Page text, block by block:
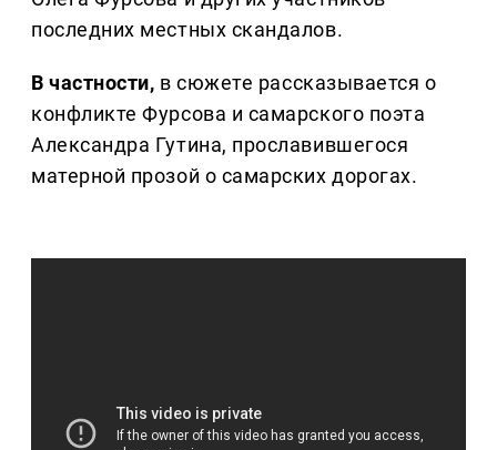
последних местных скандалов.
В частности, в сюжете рассказывается о
конфликте Фурсова и самарского поэта
Александра Гутина, прославившегося
матерной прозой о самарских дорогах.